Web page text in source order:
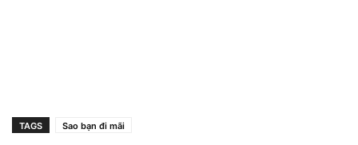
TAGS Sao bạn đi mãi